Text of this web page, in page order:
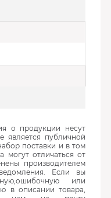
о продукции несут
является публичной
поставки и в том
могут отличаться от
производителем
Если вы
или
в описании товара,